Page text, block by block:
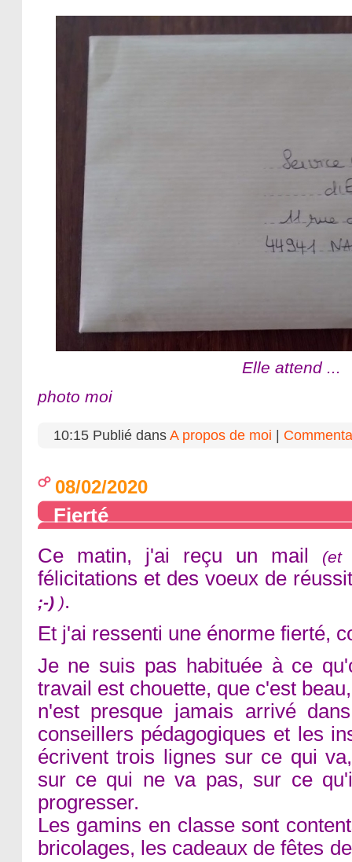
Elle attend ...
photo moi
10:15 Publié dans A propos de moi |
08/02/2020
Fierté
Ce matin, j'ai reçu un mail
(et
félicitations et des voeux de
;-)).
Et j'ai ressenti une énorme fierté,
Je ne suis pas habituée à ce
travail est chouette, que c'est
n'est presque jamais arrivé
conseillers pédagogiques et les
écrivent trois lignes sur ce qui
sur ce qui ne va pas, sur ce
progresser.
Les gamins en classe sont
bricolages, les cadeaux de fêtes